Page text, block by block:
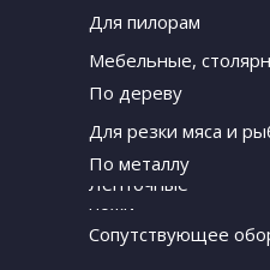
Для пилорам
Мебельные,
По дереву
Для резки мяса и
По металлу
Ленточные
ножи
Сопутствующее